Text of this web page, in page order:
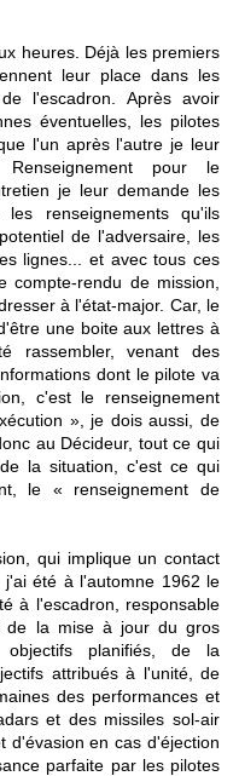
heures. Déjà les premiers
leur place dans les
l'escadron. Après avoir
éventuelles, les pilotes
l'un après l'autre je leur
pour le
je leur demande les
renseignements qu'ils
de l'adversaire, les
lignes... et avec tous ces
rendu de mission,
à l'état-major. Car, le
une boite aux lettres à
rassembler, venant des
dont le pilote va
c'est le renseignement
», je dois aussi, de
au Décideur, tout ce qui
la situation, c'est ce qui
le « renseignement de
qui implique un contact
été à l'automne 1962 le
à l'escadron, responsable
de la mise à jour du gros
planifiés, de la
attribués à l'unité, de
des performances et
et des missiles sol-air
d'évasion en cas d'éjection
parfaite par les pilotes